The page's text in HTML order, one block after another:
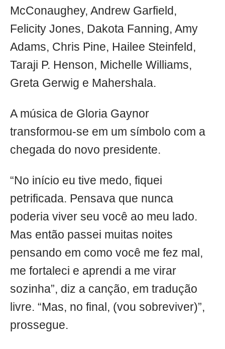
McConaughey, Andrew Garfield,
Felicity Jones, Dakota Fanning, Amy
Adams, Chris Pine, Hailee Steinfeld,
Taraji P. Henson, Michelle Williams,
Greta Gerwig e Mahershala.
A música de Gloria Gaynor
transformou-se em um símbolo com a
chegada do novo presidente.
“No início eu tive medo, fiquei
petrificada. Pensava que nunca
poderia viver seu você ao meu lado.
Mas então passei muitas noites
pensando em como você me fez mal,
me fortaleci e aprendi a me virar
sozinha”, diz a canção, em tradução
livre. “Mas, no final, (vou sobreviver)”,
prossegue.